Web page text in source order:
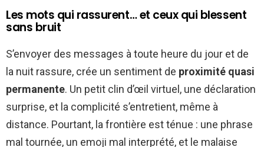
Les mots qui rassurent… et ceux qui blessent
sans bruit
S’envoyer des messages à toute heure du jour et de
la nuit rassure, crée un sentiment de proximité quasi
permanente. Un petit clin d’œil virtuel, une déclaration
surprise, et la complicité s’entretient, même à
distance. Pourtant, la frontière est ténue : une phrase
mal tournée, un emoji mal interprété, et le malaise